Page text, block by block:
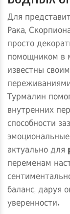
Для
Рака,
просто
помощником в
известны
Турмалин
внутренних
способности
актуально для
переменам
баланс, даруя
уверенности.